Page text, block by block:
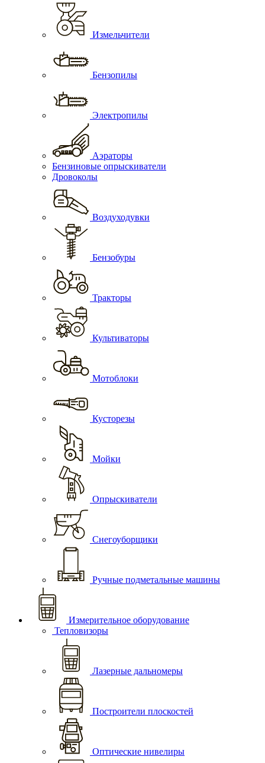
Измельчители
Бензопилы
Электропилы
Аэраторы
Бензиновые опрыскиватели
Дровоколы
Воздуходувки
Бензобуры
Тракторы
Культиваторы
Мотоблоки
Кусторезы
Мойки
Опрыскиватели
Снегоуборщики
Ручные подметальные машины
Измерительное оборудование
Тепловизоры
Лазерные дальномеры
Построители плоскостей
Оптические нивелиры